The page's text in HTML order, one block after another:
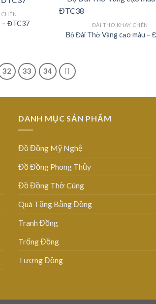
– ĐTC37 ĐÀI THỜ KHAY CHÉN
Bộ Đài Thờ Vàng cạo màu –
32 33 34
DANH MỤC SẢN PHẨM
Đồ Đồng Mỹ Nghệ
Đồ Đồng Phong Thủy
Đồ Đồng Thờ Cúng
Quà Tặng Bằng Đồng
Tranh Đồng
Trống Đồng
Tượng Đồng